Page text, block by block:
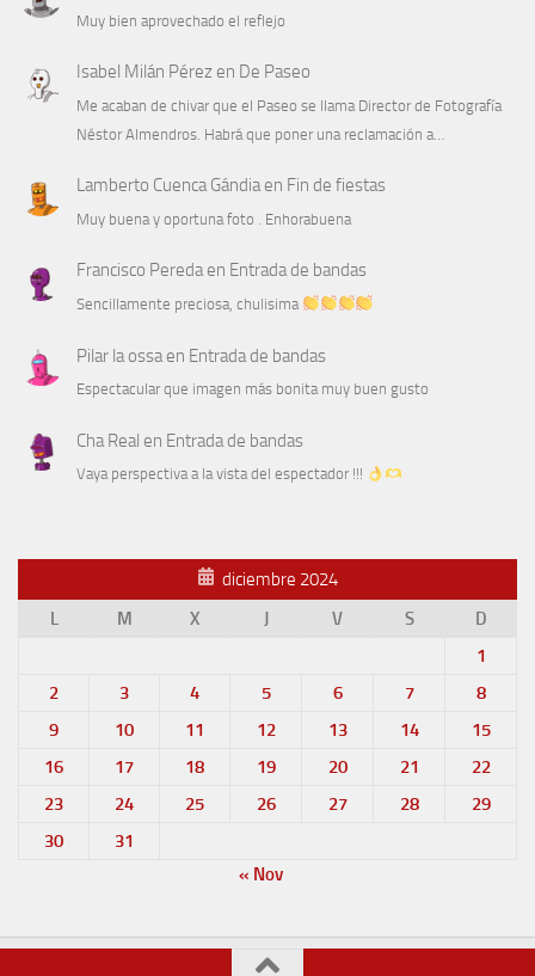
Muy bien aprovechado el reflejo
Isabel Milán Pérezen De Paseo
Me acaban de chivar que el Paseo se llama Director de Fotografía
Néstor Almendros. Habrá que poner una reclamación a…
Lamberto Cuenca Gándiaen Fin de fiestas
Muy buena y oportuna foto . Enhorabuena
Francisco Peredaen Entrada de bandas
Sencillamente preciosa, chulisima
Pilar la ossaen Entrada de bandas
Espectacular que imagen más bonita muy buen gusto
Cha Real en Entrada de bandas
Vaya perspectiva a la vista del espectador !!!
diciembre 2024
L
M X J V S
D
1
2
3 4 5 6 7
8
9
10 11 12 13 14
15
16
17 18 19 20 21
22
23
24 25 26 27 28
29
30
31
« Nov